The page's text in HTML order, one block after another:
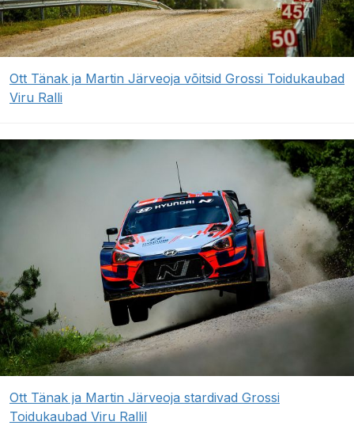
Ott Tänak ja Martin Järveoja võitsid Grossi Toidukaubad
Viru Ralli
Ott Tänak ja Martin Järveoja stardivad Grossi
Toidukaubad Viru Rallil